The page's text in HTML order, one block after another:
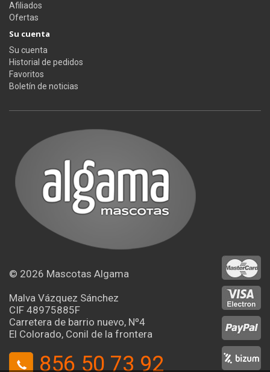
Afiliados
Ofertas
Su cuenta
Su cuenta
Historial de pedidos
Favoritos
Boletín de noticias
© 2026 Mascotas Algama
Malva Vázquez Sánchez
CIF 48975885F
Carretera de barrio nuevo, Nº4
El Colorado, Conil de la frontera
856 50 73 92